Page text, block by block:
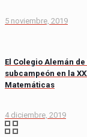
5 noviembre, 2019
El Colegio Alemán
subcampeón en la
Matemáticas
4 diciembre, 2019